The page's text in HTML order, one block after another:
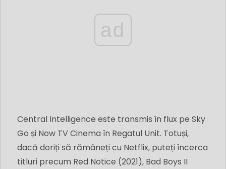
ad
Central Intelligence este transmis în flux pe Sky
Go și Now TV Cinema în Regatul Unit. Totuși,
dacă doriți să rămâneți cu Netflix, puteți încerca
titluri precum Red Notice (2021), Bad Boys II